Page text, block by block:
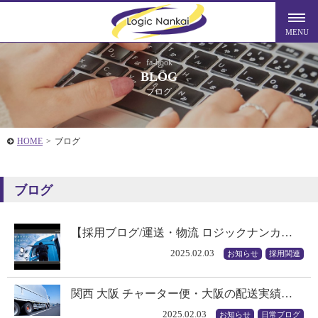
fa-book
BLOG
ブログ
HOME > ブログ
ブログ
【採用ブログ/運送・物流 ロジックナンカ…
2025.02.03 お知らせ 採用関連
関西 大阪 チャーター便・大阪の配送実績…
2025.02.03 お知らせ 日常ブログ